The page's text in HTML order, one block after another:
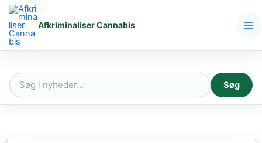
Gå
indholdet
Afkriminaliser Cannabis
Søg
Søg